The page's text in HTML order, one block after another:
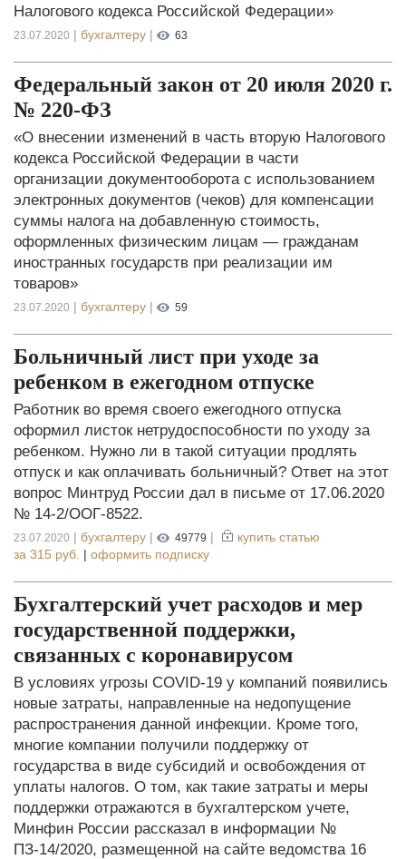
Налогового кодекса Российской Федерации»
23.07.2020 | бухгалтеру | 63
Федеральный закон от 20 июля 2020 г.
№ 220-ФЗ
«О внесении изменений в часть вторую Налогового
кодекса Российской Федерации в части
организации документооборота с использованием
электронных документов (чеков) для компенсации
суммы налога на добавленную стоимость,
оформленных физическим лицам — гражданам
иностранных государств при реализации им
товаров»
23.07.2020 | бухгалтеру | 59
Больничный лист при уходе за
ребенком в ежегодном отпуске
Работник во время своего ежегодного отпуска
оформил листок нетрудоспособности по уходу за
ребенком. Нужно ли в такой ситуации продлять
отпуск и как оплачивать больничный? Ответ на этот
вопрос Минтруд России дал в письме от 17.06.2020
№ 14-2/ООГ-8522.
23.07.2020 | бухгалтеру | 49779 |
купить статью
за 315 руб. | оформить подписку
Бухгалтерский учет расходов и мер
государственной поддержки,
связанных с коронавирусом
В условиях угрозы COVID-19 у компаний появились
новые затраты, направленные на недопущение
распространения данной инфекции. Кроме того,
многие компании получили поддержку от
государства в виде субсидий и освобождения от
уплаты налогов. О том, как такие затраты и меры
поддержки отражаются в бухгалтерском учете,
Минфин России рассказал в информации №
ПЗ-14/2020, размещенной на сайте ведомства 16